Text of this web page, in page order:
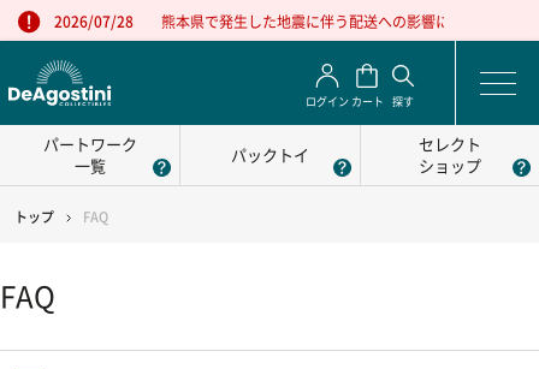
2026/07/28 熊本県で発生した地震に伴う配送への影響について
ログイン カート 探す
パートワーク
一覧
パックトイ
セレクト
ショップ
トップ FAQ
FAQ